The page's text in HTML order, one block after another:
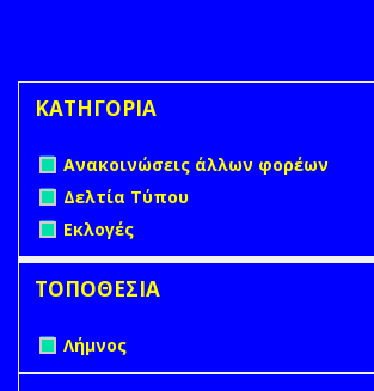
ΚΑΤΗΓΟΡΙΑ
Remove Ανακοινώσεις άλλων φορέων
Ανακοινώσεις άλλων φορέων
Remove Δελτία Τύπου filter
Δελτία Τύπου
Remove Εκλογές filter
Εκλογές
ΤΟΠΟΘΕΣΙΑ
Remove Λήμνος filter
Λήμνος